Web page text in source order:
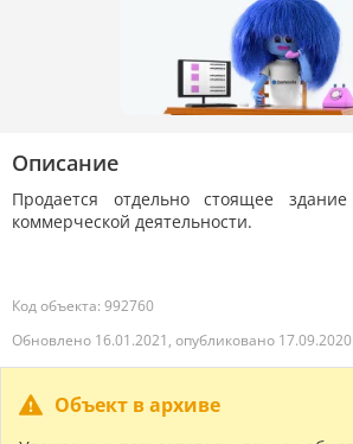
Описание
Продается отдельно стоящее
коммерческой деятельности.
Код объекта: 992760
Обновлено 16.01.2021, опубликовано 17.09.2020
Объект в архиве